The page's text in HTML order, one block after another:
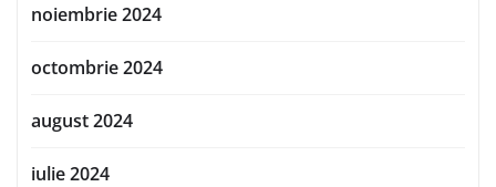
noiembrie 2024
octombrie 2024
august 2024
iulie 2024